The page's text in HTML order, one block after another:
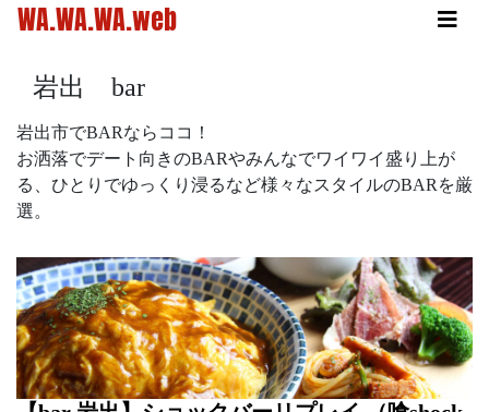
WA.WA.WA.web
岩出 bar
岩出市でBARならココ！
お洒落でデート向きのBARやみんなでワイワイ盛り上が
る、ひとりでゆっくり浸るなど様々なスタイルのBARを厳
選。